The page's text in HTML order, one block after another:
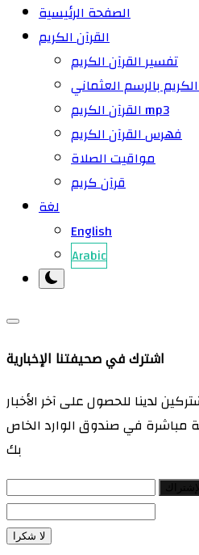
الصفحة الرئيسية
القرآن الكريم
تفسير القرآن الكريم
بالرسم العثماني
القرآن الكريم mp3
فهرس القرآن الكريم
مواقيت الصلاة
قرآن كريم
لغة
English
Arabic
اشترك في صحيفتنا الإخبارية
لدينا للحصول على آخر الأخبار
مباشرة في صندوق الوارد الخاص
بك
لا شكرا